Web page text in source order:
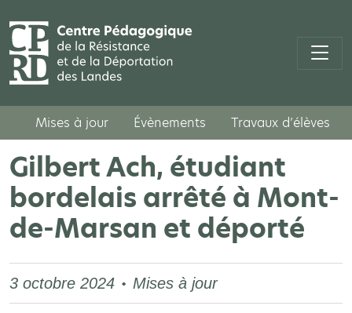
Mises à jour Évènements Travaux d’élèves
Gilbert Ach, étudiant
bordelais arrêté à Mont-
de-Marsan et déporté
3 octobre 2024 Mises à jour